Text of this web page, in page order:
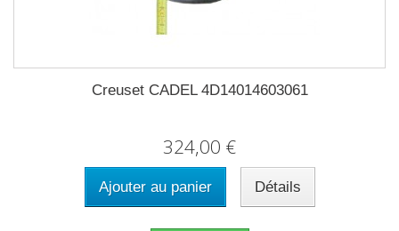
Creuset CADEL 4D14014603061
324,00 €
Ajouter au panier Détails